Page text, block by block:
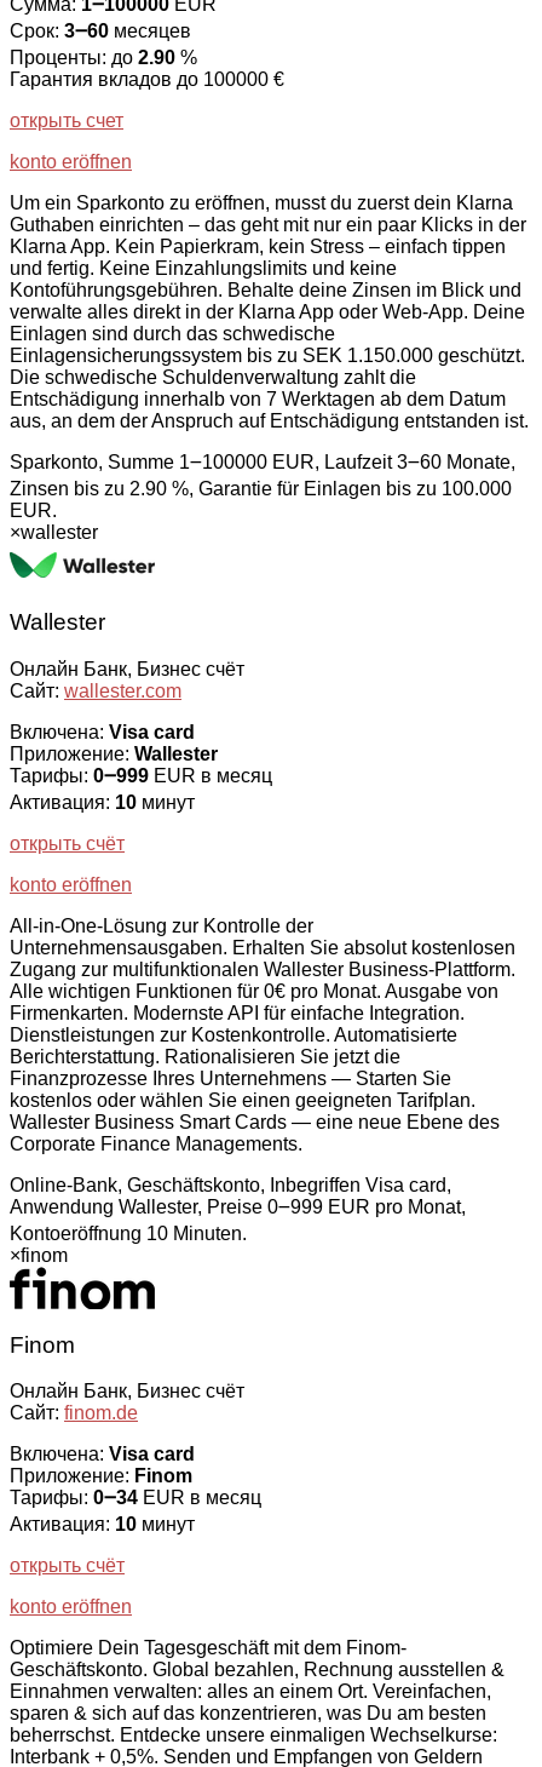
Сумма: 1౼100000 EUR
Срок: 3౼60 месяцев
Проценты: до 2.90 %
Гарантия вкладов до 100000 €
открыть счет
konto eröffnen
Um ein Sparkonto zu eröffnen, musst du zuerst dein Klarna
Guthaben einrichten – das geht mit nur ein paar Klicks in der
Klarna App. Kein Papierkram, kein Stress – einfach tippen
und fertig. Keine Einzahlungslimits und keine
Kontoführungsgebühren. Behalte deine Zinsen im Blick und
verwalte alles direkt in der Klarna App oder Web-App. Deine
Einlagen sind durch das schwedische
Einlagensicherungssystem bis zu SEK 1.150.000 geschützt.
Die schwedische Schuldenverwaltung zahlt die
Entschädigung innerhalb von 7 Werktagen ab dem Datum
aus, an dem der Anspruch auf Entschädigung entstanden ist.
Sparkonto, Summe 1౼100000 EUR, Laufzeit 3౼60 Monate,
Zinsen bis zu 2.90 %, Garantie für Einlagen bis zu 100.000
EUR.
×wallester
Wallester
Онлайн Банк, Бизнес счёт
Сайт: wallester.com
Включена: Visa card
Приложение: Wallester
Тарифы: 0౼999 EUR в месяц
Активация: 10 минут
открыть счёт
konto eröffnen
All-in-One-Lösung zur Kontrolle der
Unternehmensausgaben. Erhalten Sie absolut kostenlosen
Zugang zur multifunktionalen Wallester Business-Plattform.
Alle wichtigen Funktionen für 0€ pro Monat. Ausgabe von
Firmenkarten. Modernste API für einfache Integration.
Dienstleistungen zur Kostenkontrolle. Automatisierte
Berichterstattung. Rationalisieren Sie jetzt die
Finanzprozesse Ihres Unternehmens — Starten Sie
kostenlos oder wählen Sie einen geeigneten Tarifplan.
Wallester Business Smart Cards — eine neue Ebene des
Corporate Finance Managements.
Online-Bank, Geschäftskonto, Inbegriffen Visa card,
Anwendung Wallester, Preise 0౼999 EUR pro Monat,
Kontoeröffnung 10 Minuten.
×finom
Finom
Онлайн Банк, Бизнес счёт
Сайт: finom.de
Включена: Visa card
Приложение: Finom
Тарифы: 0౼34 EUR в месяц
Активация: 10 минут
открыть счёт
konto eröffnen
Optimiere Dein Tagesgeschäft mit dem Finom-
Geschäftskonto. Global bezahlen, Rechnung ausstellen &
Einnahmen verwalten: alles an einem Ort. Vereinfachen,
sparen & sich auf das konzentrieren, was Du am besten
beherrschst. Entdecke unsere einmaligen Wechselkurse:
Interbank + 0,5%. Senden und Empfangen von Geldern